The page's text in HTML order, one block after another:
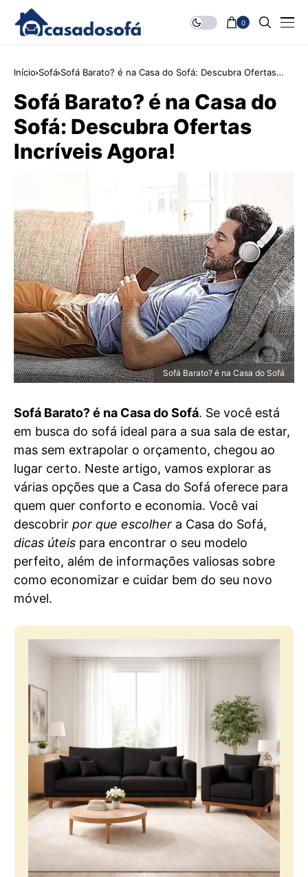
0
Início Sofá Sofá Barato? é na Casa do Sofá: Descubra Ofertas
Sofá Barato? é na Casa do
Sofá: Descubra Ofertas
Incríveis Agora!
Sofá Barato? é na Casa do Sofá
Sofá Barato? é na Casa do Sofá. Se você está
em busca do sofá ideal para a sua sala de estar,
mas sem extrapolar o orçamento, chegou ao
lugar certo. Neste artigo, vamos explorar as
várias opções que a Casa do Sofá oferece para
quem quer conforto e economia. Você vai
descobrir por que escolher a Casa do Sofá,
dicas úteis para encontrar o seu modelo
perfeito, além de informações valiosas sobre
como economizar e cuidar bem do seu novo
móvel.